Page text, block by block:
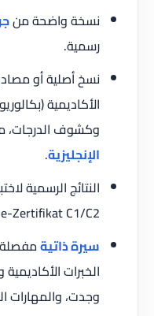
نسخة واضحة من
رسمية.
نسخ أصلية أو
الأكاديمية
وكشوف الدرجات،
الإنجليزية.
Zertifikat C1/C2).
سيرة ذاتية
الخبرات
وجدت، والمهارات